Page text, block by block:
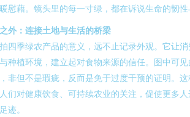
慰藉。镜头里的每一寸绿，都在诉说生命的韧性
外：连接土地与生活的桥梁
四季绿农产品的意义，远不止记录外观。它让
种植环境，建立起对食物来源的信任。图中可
非但不是瑕疵，反而是免于过度干预的证明。
们对健康饮食、可持续农业的关注，促使更多
迹。